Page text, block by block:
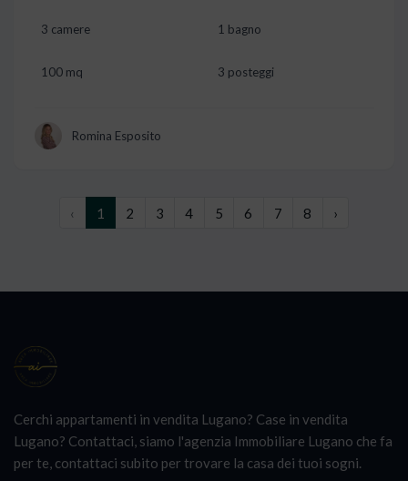
3 camere 1 bagno
100 mq 3 posteggi
Romina Esposito
‹ 1 2 3 4 5 6 7 8 ›
Cerchi appartamenti in vendita Lugano? Case in vendita
Lugano? Contattaci, siamo l'agenzia Immobiliare Lugano che fa
per te, contattaci subito per trovare la casa dei tuoi sogni.